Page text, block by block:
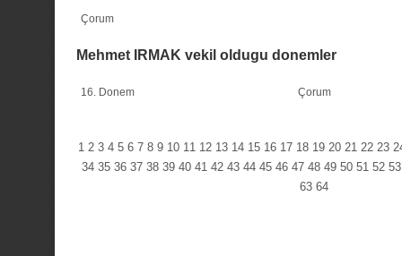
Çorum
Mehmet IRMAK vekil oldugu donemler
16. Donem Çorum
1 2 3 4 5 6 7 8 9 10 11 12 13 14 15 16 17 18 19 20 21 22 23
34 35 36 37 38 39 40 41 42 43 44 45 46 47 48 49 50 51 52 53
63 64